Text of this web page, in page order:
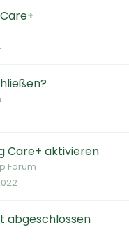
Care+ aktivieren
Forum
abgeschlossen